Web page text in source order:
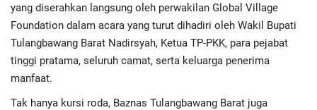
Advertorial
Monologis TV
Kopilogis
yang diserahkan langsung oleh perwakilan Global Village
Foundation dalam acara yang turut dihadiri oleh Wakil Bupati
Tulangbawang Barat Nadirsyah, Ketua TP-PKK, para pejabat
tinggi pratama, seluruh camat, serta keluarga penerima
manfaat.
Tak hanya kursi roda, Baznas Tulangbawang Barat juga